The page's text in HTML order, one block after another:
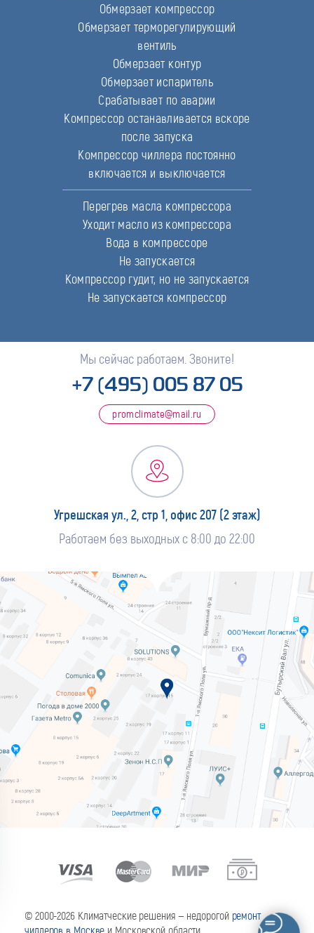
Обмерзает компрессор
Обмерзает терморегулирующий
вентиль
Обмерзает контур
Обмерзает испаритель
Срабатывает по аварии
Компрессор останавливается вскоре
после запуска
Компрессор чиллера постоянно
включается и выключается
Перегрев масла компрессора
Уходит масло из компрессора
Вода в компрессоре
Не запускается
Компрессор гудит, но не запускается
Не запускается компрессор
Мы сейчас работаем. Звоните!
+7 (495) 005 87 05
promclimate@mail.ru
Угрешская ул., 2, стр 1, офис 207 (2 этаж)
Работаем без выходных с 8:00 до 22:00
© 2000-2026 Климатческие решения — недорогой ремонт
чиллеров в Москве и Московской области